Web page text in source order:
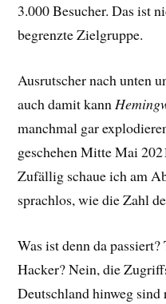
3.000 Besucher. Das ist
begrenzte Zielgruppe.
Ausrutscher nach unten
auch damit kann
manchmal gar
geschehen Mitte Mai
Zufällig schaue ich am
sprachlos, wie die Zahl
Was ist denn da
Hacker? Nein, die
Deutschland hinweg